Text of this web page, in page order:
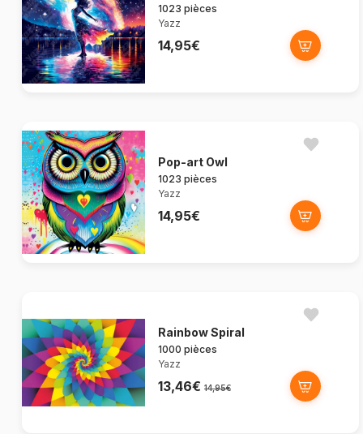
1023 pièces
Yazz
14,95€
Pop-art Owl
1023 pièces
Yazz
14,95€
Rainbow Spiral
1000 pièces
Yazz
13,46€ 14,95€